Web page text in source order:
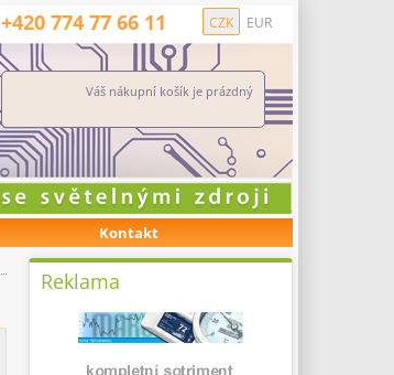
CZK EUR
+420 774 77 66 11
Váš nákupní košík je prázdný
Kontakt
Reklama